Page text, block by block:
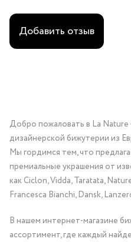
Добавить отзыв
Добро пожаловать в La Nature
дизайнерской бижутерии из
Мы гордимся тем, что
премиальные украшения от
как Ciclon, Vidda, Taratata,
Francesca Bianchi, Dansk,
В нашем интернет-магазине
ассортимент, где каждый